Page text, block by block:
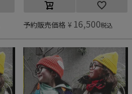
予約販売価格 ¥ 16,500税込